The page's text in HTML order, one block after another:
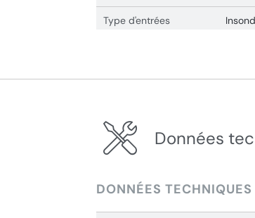
Type d'entrées
Données
DONNÉES TECHNIQUES